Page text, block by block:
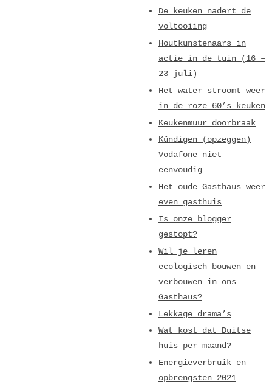
De keuken nadert de
voltooiing
Houtkunstenaars in
actie in de tuin (16 –
23 juli)
Het water stroomt weer
in de roze 60’s keuken
Keukenmuur doorbraak
Kündigen (opzeggen)
Vodafone niet
eenvoudig
Het oude Gasthaus weer
even gasthuis
Is onze blogger
gestopt?
Wil je leren
ecologisch bouwen en
verbouwen in ons
Gasthaus?
Lekkage drama’s
Wat kost dat Duitse
huis per maand?
Energieverbruik en
opbrengsten 2021